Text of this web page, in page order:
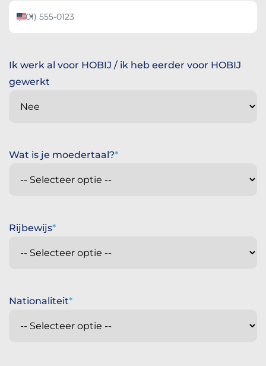
Verenigde
Ik werk al voor HOBIJ / ik heb eerder voor HOBIJ
gewerkt
Wat is je moedertaal?
Rijbewijs
Nationaliteit